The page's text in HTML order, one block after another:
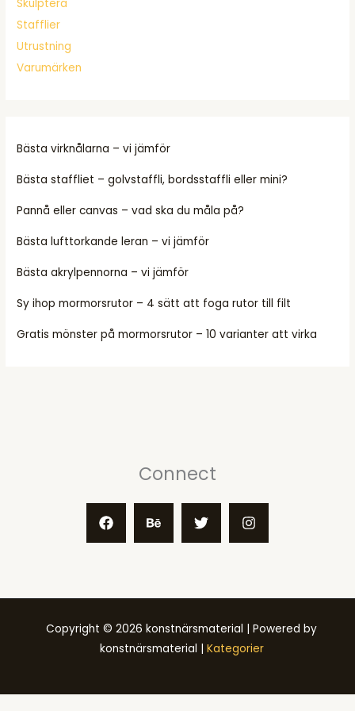
Skulptera
Stafflier
Utrustning
Varumärken
Bästa virknålarna – vi jämför
Bästa staffliet – golvstaffli, bordsstaffli eller mini?
Pannå eller canvas – vad ska du måla på?
Bästa lufttorkande leran – vi jämför
Bästa akrylpennorna – vi jämför
Sy ihop mormorsrutor – 4 sätt att foga rutor till filt
Gratis mönster på mormorsrutor – 10 varianter att virka
Connect
Copyright © 2026 konstnärsmaterial | Powered by
konstnärsmaterial | Kategorier